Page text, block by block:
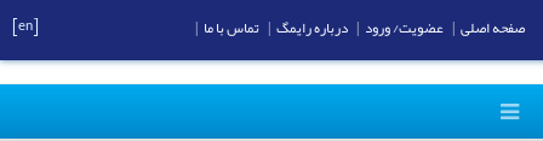
صفحه اصلی عضویت/ ورود درباره رایمگ تماس با ما